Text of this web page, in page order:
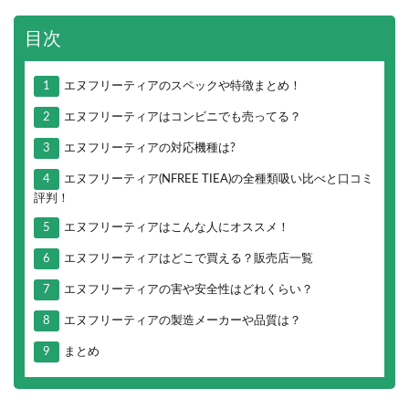
目次
1 エヌフリーティアのスペックや特徴まとめ！
2 エヌフリーティアはコンビニでも売ってる？
3 エヌフリーティアの対応機種は?
4
エヌフリーティア(NFREE TIEA)の全種類吸い比べと口コミ
評判！
5 エヌフリーティアはこんな人にオススメ！
6 エヌフリーティアはどこで買える？販売店一覧
7 エヌフリーティアの害や安全性はどれくらい？
8 エヌフリーティアの製造メーカーや品質は？
9 まとめ